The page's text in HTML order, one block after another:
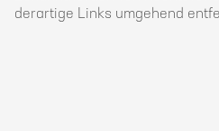
derartige Links umgehend